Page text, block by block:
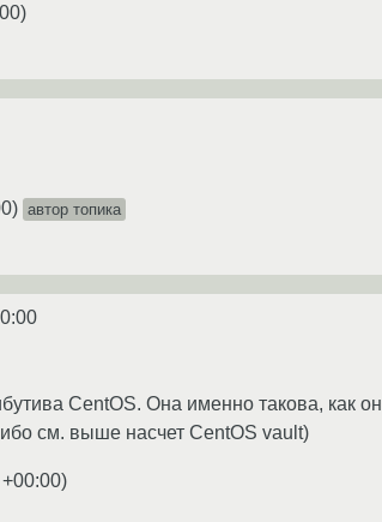
)
) автор топика
CentOS. Она именно такова, как
см. выше насчет CentOS vault)
)